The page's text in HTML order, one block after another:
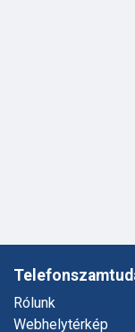
Rólunk
Webhelytérkép